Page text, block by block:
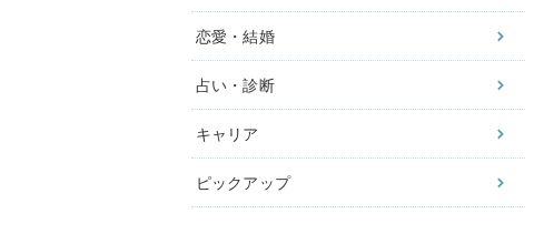
恋愛・結婚
占い・診断
キャリア
ピックアップ